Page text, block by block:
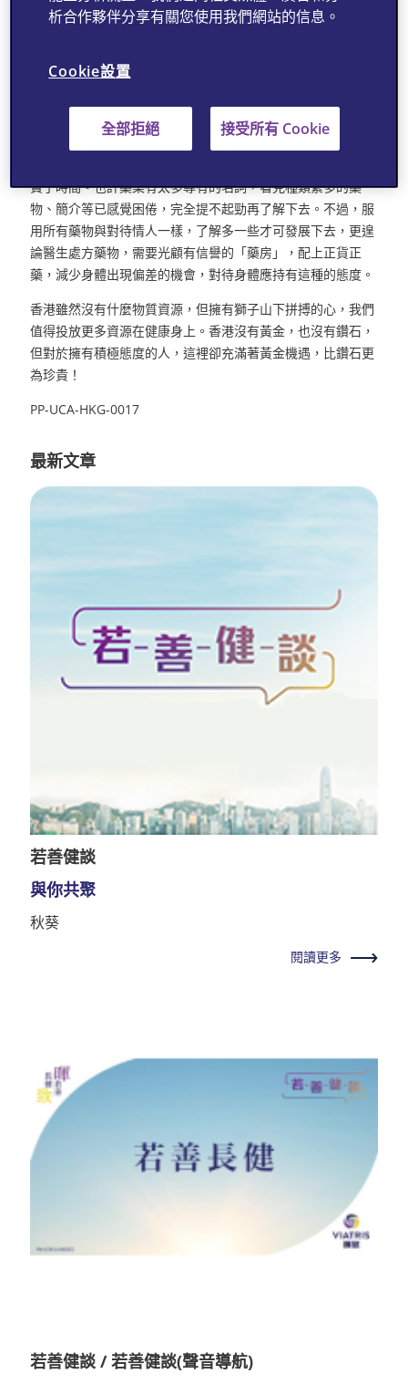
師的姓名、註冊證明書及他們當值時間的告示。購買藥物，包
練，可以為我們推薦合適的藥物及建議，如何使用及所需注意
至於沒有藥劑師駐店的店舖只能銷售一般藥物，如傷風感冒
費了時間。也許藥業有太多專有的名詞，看見種類繁多的藥
物、簡介等已感覺困倦，完全提不起勁再了解下去。不過，服
用所有藥物與對待情人一樣，了解多一些才可發展下去，更遑
論醫生處方藥物，需要光顧有信譽的「藥房」，配上正貨正
藥，減少身體出現偏差的機會，對待身體應持有這種的態度。
香港雖然沒有什麼物質資源，但擁有獅子山下拼搏的心，我們
值得投放更多資源在健康身上。香港沒有黃金，也沒有鑽石，
但對於擁有積極態度的人，這裡卻充滿著黃金機遇，比鑽石更
為珍貴！
PP-UCA-HKG-0017
最新文章
若善健談
與你共聚
秋葵
閱讀更多
若善健談 / 若善健談(聲音導航)
析合作夥伴分享有關您使用我們網站的信息。
Cookie設置
全部拒絕 接受所有 Cookie